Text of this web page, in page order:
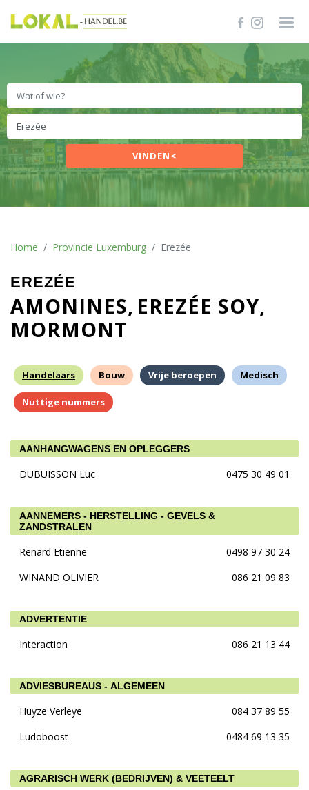
VINDEN<
Home Provincie Luxemburg Erezée
EREZÉE
AMONINES EREZÉE SOY
MORMONT
Handelaars Bouw Vrije beroepen Medisch
Nuttige nummers
AANHANGWAGENS EN OPLEGGERS
DUBUISSON Luc 0475 30 49 01
AANNEMERS - HERSTELLING - GEVELS &
ZANDSTRALEN
Renard Etienne
0498 97 30 24
WINAND OLIVIER
086 21 09 83
ADVERTENTIE
Interaction 086 21 13 44
ADVIESBUREAUS - ALGEMEEN
Huyze Verleye
084 37 89 55
Ludoboost
0484 69 13 35
AGRARISCH WERK (BEDRIJVEN) & VEETEELT